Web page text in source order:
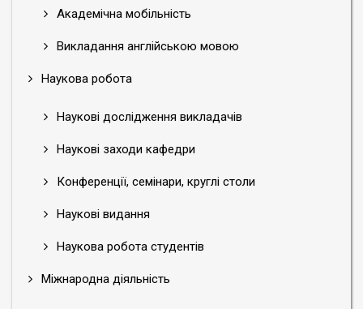
Академічна мобільність
Викладання англійською мовою
Наукова робота
Наукові дослідження викладачів
Наукові заходи кафедри
Конференції, семінари, круглі столи
Наукові видання
Наукова робота студентів
Міжнародна діяльність